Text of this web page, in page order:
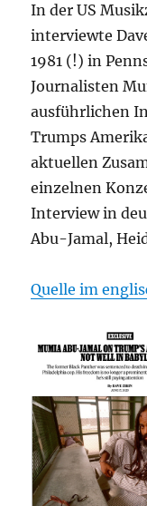
In der US
interviewte
1981 (!) in
Journalisten
ausführlichen
Trumps
aktuellen
einzelnen
Interview in
Abu-Jamal,
Quelle im